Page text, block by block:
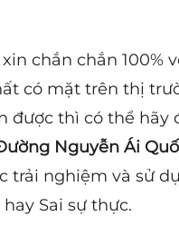
chắn chắn 100%
có mặt trên thị
thì có thể hãy
Nguyễn Ái
trải nghiệm và sử
Sai sự thực.